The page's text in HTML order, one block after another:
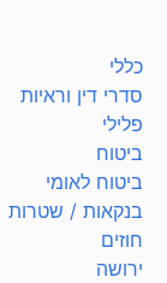
כללי
סדרי דין וראיות
פלילי
ביטוח
ביטוח לאומי
בנקאות / שטרות
חוזים
ירושה